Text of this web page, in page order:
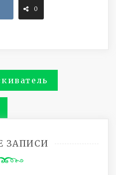
0
ЗАПИСИ